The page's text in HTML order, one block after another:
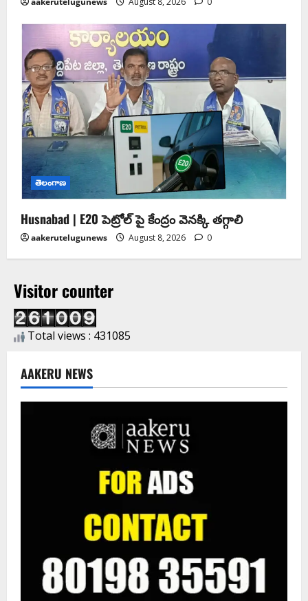
తెలంగాణ
Husnabad | E20 పెట్రోల్ పై కేంద్రం వెనక్కి తగ్గాలి
aakerutelugunews August 8, 2026 0
Visitor counter
Total views : 431085
AAKERU NEWS